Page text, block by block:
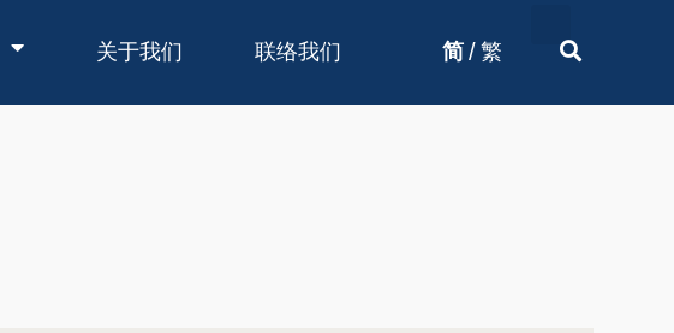
关于我们 联络我们 简 / 繁